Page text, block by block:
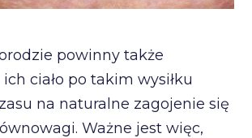
powinny także
ciało po takim wysiłku
na naturalne zagojenie się
Ważne jest więc,